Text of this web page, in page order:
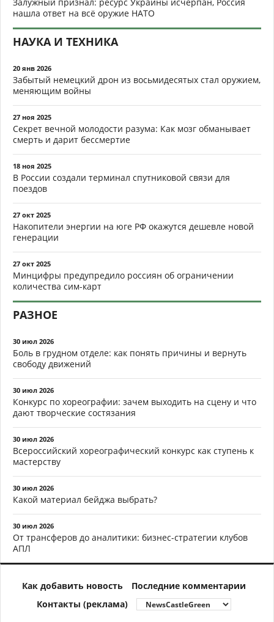
нашла ответ на всё оружие НАТО
НАУКА И ТЕХНИКА
20 янв 2026
Забытый немецкий дрон из восьмидесятых стал оружием,
меняющим войны
27 ноя 2025
Секрет вечной молодости разума: Как мозг обманывает
смерть и дарит бессмертие
18 ноя 2025
В России создали терминал спутниковой связи для
поездов
27 окт 2025
Накопители энергии на юге РФ окажутся дешевле новой
генерации
27 окт 2025
Минцифры предупредило россиян об ограничении
количества сим-карт
РАЗНОЕ
30 июл 2026
Боль в грудном отделе: как понять причины и вернуть
свободу движений
30 июл 2026
Конкурс по хореографии: зачем выходить на сцену и что
дают творческие состязания
30 июл 2026
Всероссийский хореографический конкурс как ступень к
мастерству
30 июл 2026
Какой материал бейджа выбрать?
30 июл 2026
От трансферов до аналитики: бизнес-стратегии клубов
АПЛ
Как добавить новость
Последние комментарии
Контакты (реклама)